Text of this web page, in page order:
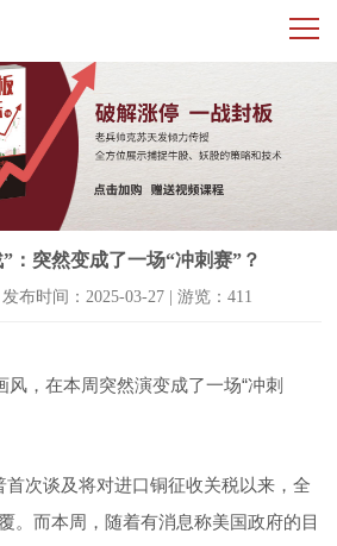
：突然变成了一场“冲刺赛”？
布时间：2025-03-27 | 游览：411
，在本周突然演变成了一场“冲刺
次谈及将对进口铜征收关税以来，全
。而本周，随着有消息称美国政府的目